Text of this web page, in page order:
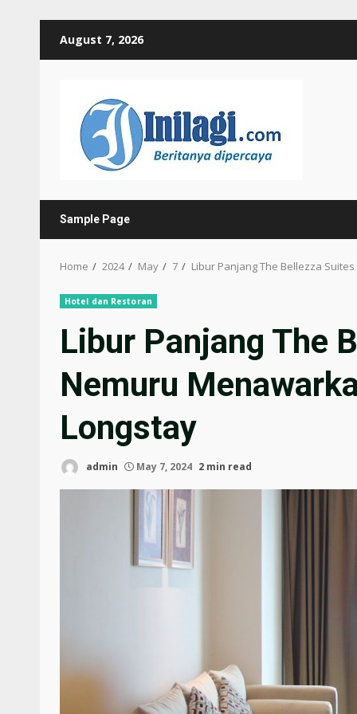
August 7, 2026
Sample Page
Home 2024 May 7 Libur Panjang The Bellezza
Hotel dan Restoran
Libur Panjang The
Nemuru
Longstay
admin May 7, 2024 2 min read